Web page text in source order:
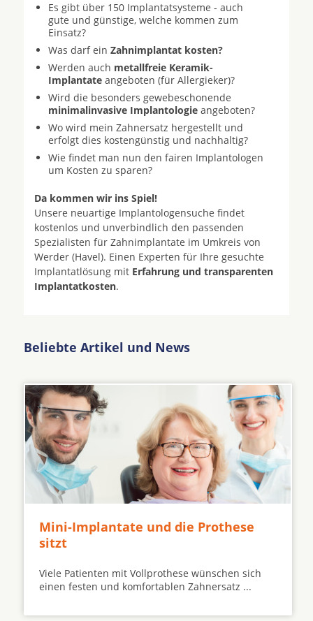
Es gibt über 150 Implantatsysteme - auch
gute und günstige, welche kommen zum
Einsatz?
Was darf ein Zahnimplantat kosten?
Werden auch metallfreie Keramik-
Implantate angeboten (für Allergieker)?
Wird die besonders gewebeschonende
minimalinvasive Implantologie angeboten?
Wo wird mein Zahnersatz hergestellt und
erfolgt dies kostengünstig und nachhaltig?
Wie findet man nun den fairen Implantologen
um Kosten zu sparen?
Da kommen wir ins Spiel!
Unsere neuartige Implantologensuche findet
kostenlos und unverbindlich den passenden
Spezialisten für Zahnimplantate im Umkreis von
Werder (Havel). Einen Experten für Ihre gesuchte
Implantatlösung mit Erfahrung und transparenten
Implantatkosten.
Beliebte Artikel und News
Mini-Implantate und die Prothese
sitzt
Viele Patienten mit Vollprothese wünschen sich
einen festen und komfortablen Zahnersatz ...